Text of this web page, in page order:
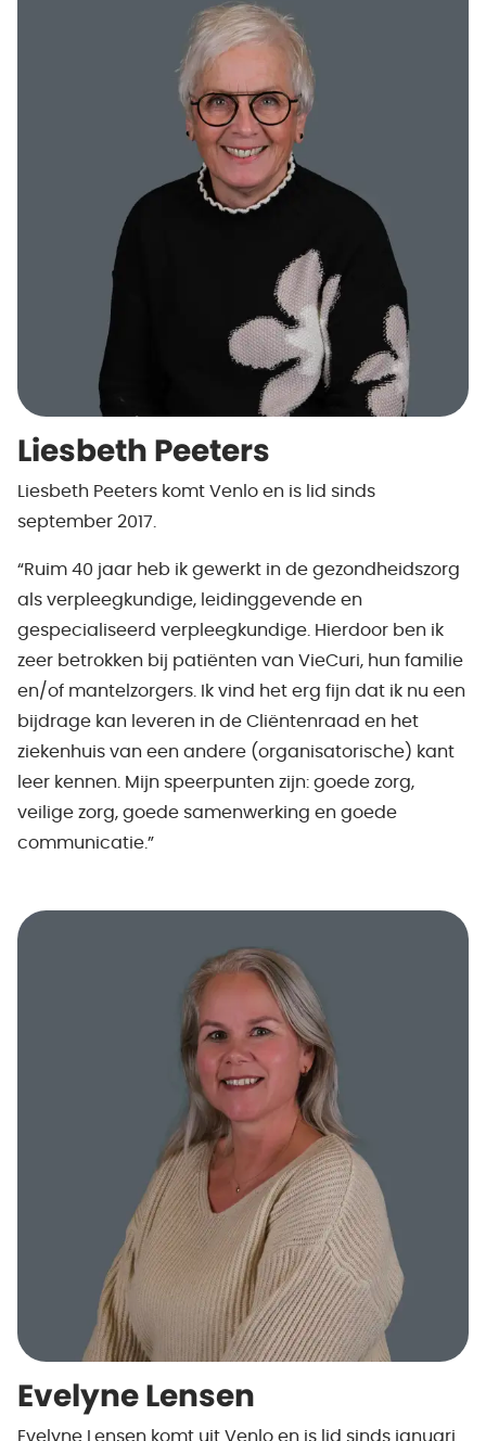
Liesbeth Peeters
Liesbeth Peeters komt Venlo en is lid sinds
september 2017.
“Ruim 40 jaar heb ik gewerkt in de gezondheidszorg
als verpleegkundige, leidinggevende en
gespecialiseerd verpleegkundige. Hierdoor ben ik
zeer betrokken bij patiënten van VieCuri, hun familie
en/of mantelzorgers. Ik vind het erg fijn dat ik nu een
bijdrage kan leveren in de Cliëntenraad en het
ziekenhuis van een andere (organisatorische) kant
leer kennen. Mijn speerpunten zijn: goede zorg,
veilige zorg, goede samenwerking en goede
communicatie.”
Evelyne Lensen
Evelyne Lensen komt uit Venlo en is lid sinds januari